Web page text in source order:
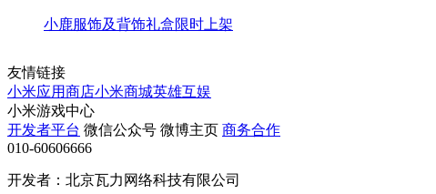
小鹿服饰及背饰礼盒限时上架
友情链接
小米应用商店小米商城英雄互娱
小米游戏中心
开发者平台 微信公众号 微博主页 商务合作
010-60606666
开发者：北京瓦力网络科技有限公司